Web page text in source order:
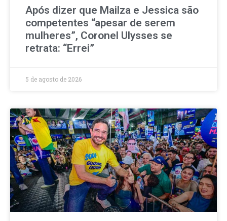
Após dizer que Mailza e Jessica são
competentes “apesar de serem
mulheres”, Coronel Ulysses se
retrata: “Errei”
5 de agosto de 2026